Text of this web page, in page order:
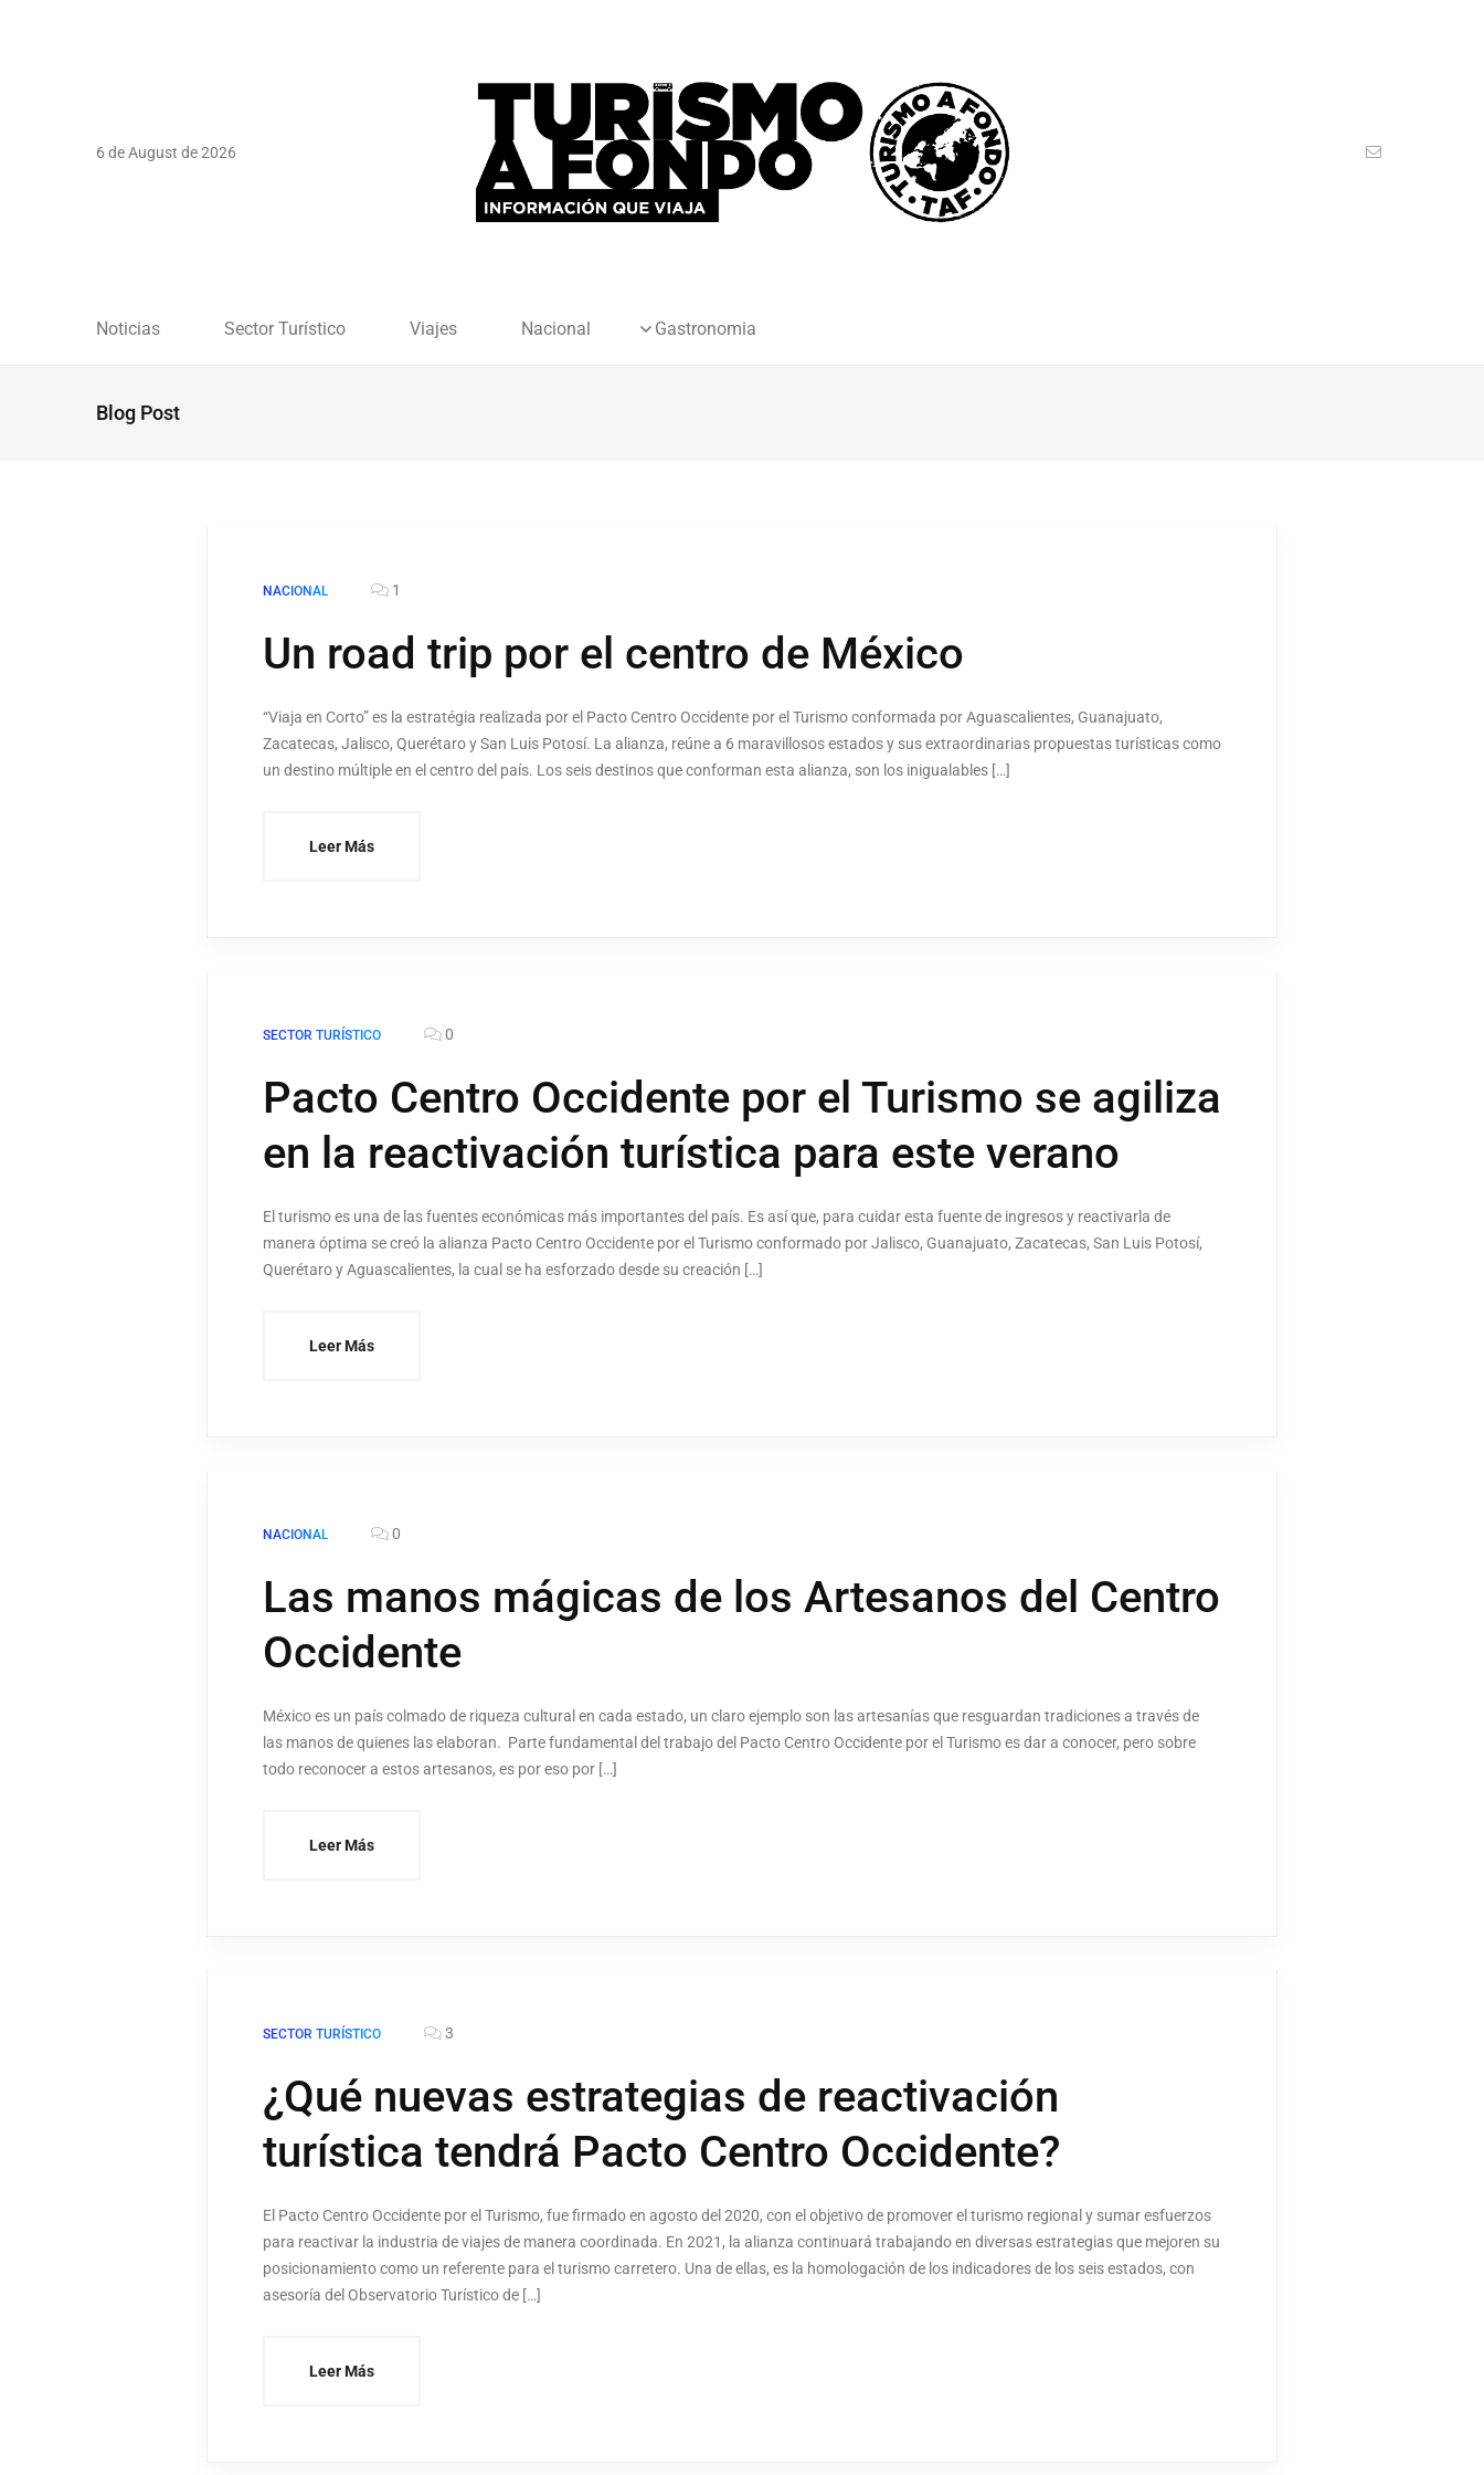
6 de August de 2026
Noticias Sector Turístico Viajes Nacional Gastronomia
Blog Post
NACIONAL 1
Un road trip por el centro de México
“Viaja en Corto” es la estratégia realizada por el Pacto Centro Occidente por el Turismo conformada por Aguascalientes, Guanajuato,
Zacatecas, Jalisco, Querétaro y San Luis Potosí. La alianza, reúne a 6 maravillosos estados y sus extraordinarias propuestas turísticas como
un destino múltiple en el centro del país. Los seis destinos que conforman esta alianza, son los inigualables […]
Leer Más
SECTOR TURÍSTICO 0
Pacto Centro Occidente por el Turismo se agiliza
en la reactivación turística para este verano
El turismo es una de las fuentes económicas más importantes del país. Es así que, para cuidar esta fuente de ingresos y reactivarla de
manera óptima se creó la alianza Pacto Centro Occidente por el Turismo conformado por Jalisco, Guanajuato, Zacatecas, San Luis Potosí,
Querétaro y Aguascalientes, la cual se ha esforzado desde su creación […]
Leer Más
NACIONAL 0
Las manos mágicas de los Artesanos del Centro
Occidente
México es un país colmado de riqueza cultural en cada estado, un claro ejemplo son las artesanías que resguardan tradiciones a través de
las manos de quienes las elaboran. Parte fundamental del trabajo del Pacto Centro Occidente por el Turismo es dar a conocer, pero sobre
todo reconocer a estos artesanos, es por eso por […]
Leer Más
SECTOR TURÍSTICO 3
¿Qué nuevas estrategias de reactivación
turística tendrá Pacto Centro Occidente?
El Pacto Centro Occidente por el Turismo, fue firmado en agosto del 2020, con el objetivo de promover el turismo regional y sumar esfuerzos
para reactivar la industria de viajes de manera coordinada. En 2021, la alianza continuará trabajando en diversas estrategias que mejoren su
posicionamiento como un referente para el turismo carretero. Una de ellas, es la homologación de los indicadores de los seis estados, con
asesoría del Observatorio Turístico de […]
Leer Más